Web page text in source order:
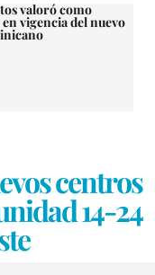
valoró como
vigencia del nuevo
centros
14-24